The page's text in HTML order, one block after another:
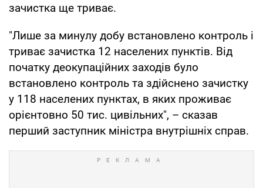
зачистка ще триває.
"Лише за минулу добу встановлено контроль і
триває зачистка 12 населених пунктів. Від
початку деокупаційних заходів було
встановлено контроль та здійснено зачистку
у 118 населених пунктах, в яких проживає
орієнтовно 50 тис. цивільних", – сказав
перший заступник міністра внутрішніх справ.